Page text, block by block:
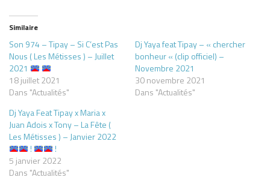
Similaire
Son 974 – Tipay – Si C’est Pas
Nous ( Les Métisses ) – Juillet
2021
18 juillet 2021
Dans "Actualités"
Dj Yaya feat Tipay – « chercher
bonheur « (clip officiel) –
Novembre 2021
30 novembre 2021
Dans "Actualités"
Dj Yaya Feat Tipay x Maria x
Juan Adois x Tony – La Fête (
Les Métisses ) – Janvier 2022
!
!
5 janvier 2022
Dans "Actualités"